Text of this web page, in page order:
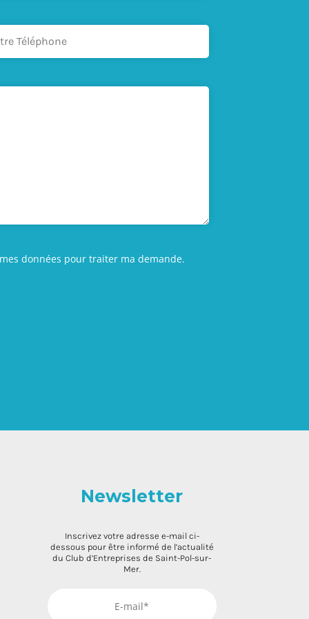
données pour traiter ma demande.
Newsletter
Inscrivez votre adresse e-mail ci-
dessous pour être informé de l’actualité
du Club d’Entreprises de Saint-Pol-sur-
Mer.